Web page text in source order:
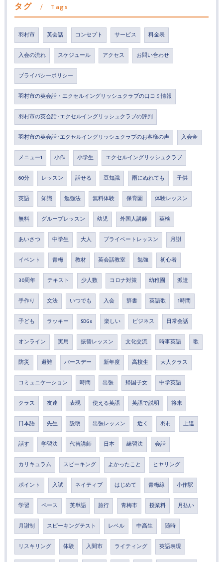
タグ Tags
羽村市 英会話 コンセプト サービス 料金表
入会の流れ スケジュール アクセス お問い合わせ
プライバシーポリシー
羽村市の英会話・エクセルイングリッシュクラブの口コミ情報
羽村市の英会話･エクセルイングリッシュクラブの評判
羽村市の英会話･エクセルイングリッシュクラブのお客様の声 入会金
メニュー1 小作 小学生 エクセルイングリッシュクラブ
60分 レッスン 話せる 豆知識 雨にぬれても 子供
英語 知識 勉強法 無料体験 保育園 体験レッスン
無料 グループレッスン 幼児 外国人講師 英検
あいさつ 中学生 大人 プライベートレッスン 月謝
イベント 青梅 教材 英会話教室 勉強 初心者
30周年 テキスト 少人数 コロナ対策 幼稚園 派遣
手作り 文法 いつでも 入会 辞書 英語歌 1時間
子ども ラッキー SDGs 楽しい ビジネス 日常会話
オンライン 実用 振替レッスン 文化交流 時事英語 歌
防災 避難 バースデー 新年度 高校生 大人クラス
コミュニケーション 時間 出張 帰国子女 中学英語
クラス 友達 表現 使える英語 英語で説明 将来
日本語 先生 説明 出張レッスン 近く 羽村 上達
話す 学習法 代替講師 日本 練習法 会話
カリキュラム スピーキング よかったこと ヒヤリング
ポイント 入試 ネイティブ はじめて 青梅線 小作駅
学習 ペース 英単語 旅行 青梅市 授業料 月払い
月謝制 スピーキングテスト レベル 中高生 随時
リスキリング 体験 入間市 ライティング 英語表現